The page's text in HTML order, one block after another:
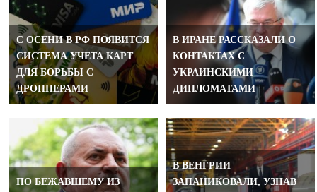
С ОСЕНИ В РФ ПОЯВИТСЯ
СИСТЕМА УЧЕТА КАРТ
ДЛЯ БОРЬБЫ С
ДРОППЕРАМИ
В ИРАНЕ РАССКАЗАЛИ О
КОНТАКТАХ С
УКРАИНСКИМИ
ДИПЛОМАТАМИ
ПО БЕЖАВШЕМУ ИЗ
В ВЕНГРИИ
ЗАПАНИКОВАЛИ, УЗНАВ